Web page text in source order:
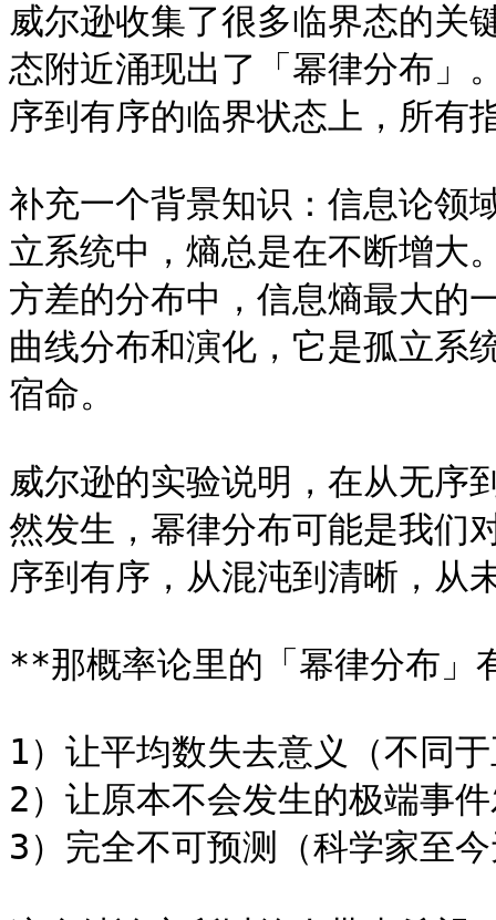
威尔逊收集了很多临界态的关
态附近涌现出了「幂律分布」
序到有序的临界状态上，所有
补充一个背景知识：信息论领
立系统中，熵总是在不断增大
方差的分布中，信息熵最大的
曲线分布和演化，它是孤立系
宿命。
威尔逊的实验说明，在从无序
然发生，幂律分布可能是我们
序到有序，从混沌到清晰，从
**那概率论里的「幂律分布」
1）让平均数失去意义（不同
2）让原本不会发生的极端事
3）完全不可预测（科学家至